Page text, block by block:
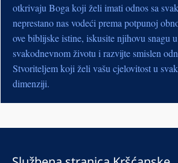
otkrivaju Boga koji želi imati odnos sa
neprestano nas vodeći prema potpunoj
ove biblijske istine, iskusite njihovu snagu u
svakodnevnom životu i razvijte smislen
Stvoriteljem koji želi vašu cjelovitost u
dimenziji.